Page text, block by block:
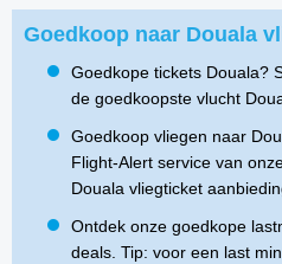
Goedkoop naar Douala
Goedkope tickets Douala?
de goedkoopste vlucht
Goedkoop vliegen naar
Flight-Alert service van
Douala vliegticket
Ontdek onze goedkope
deals. Tip: voor een last